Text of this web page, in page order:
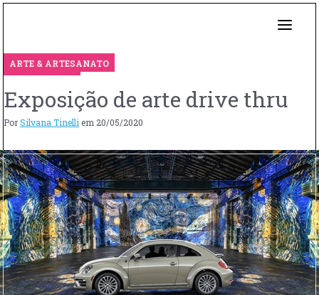
ARTE & ARTESANATO
Exposição de arte drive thru
PorSilvana Tinelli em 20/05/2020